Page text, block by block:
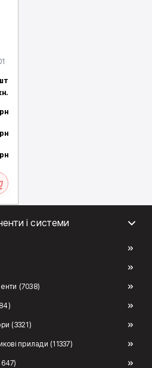
і системи
(7038)
(3321)
прилади (11337)